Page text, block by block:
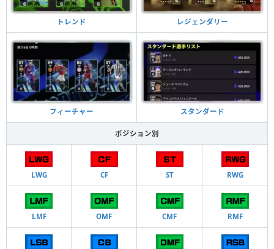
トレンド レジェンダリー
フィーチャー スタンダード
ポジション別
LWG CF ST RWG
LMF OMF CMF RMF